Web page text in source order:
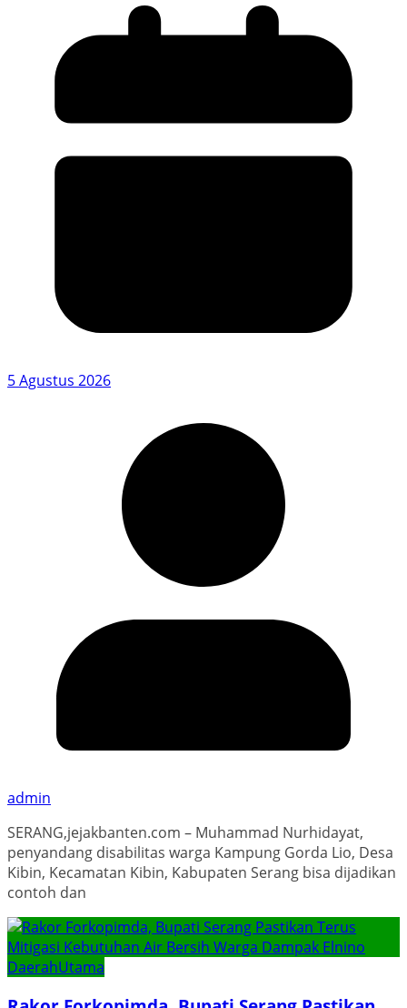
5 Agustus 2026
admin
SERANG,jejakbanten.com – Muhammad Nurhidayat,
penyandang disabilitas warga Kampung Gorda Lio, Desa
Kibin, Kecamatan Kibin, Kabupaten Serang bisa dijadikan
contoh dan
DaerahUtama